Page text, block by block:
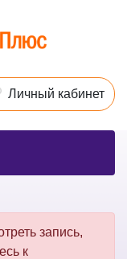
Личный кабинет
запись,
к